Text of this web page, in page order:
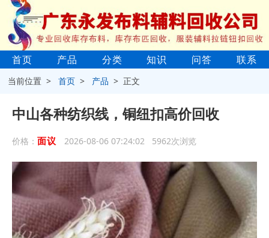
首页 产品 分类 知识 问答 联系
当前位置 >首页 > 产品 > 正文
中山各种纺织线，铜纽扣高价回收
价格： 面议 2026-08-06 07:24:02 5962次浏览